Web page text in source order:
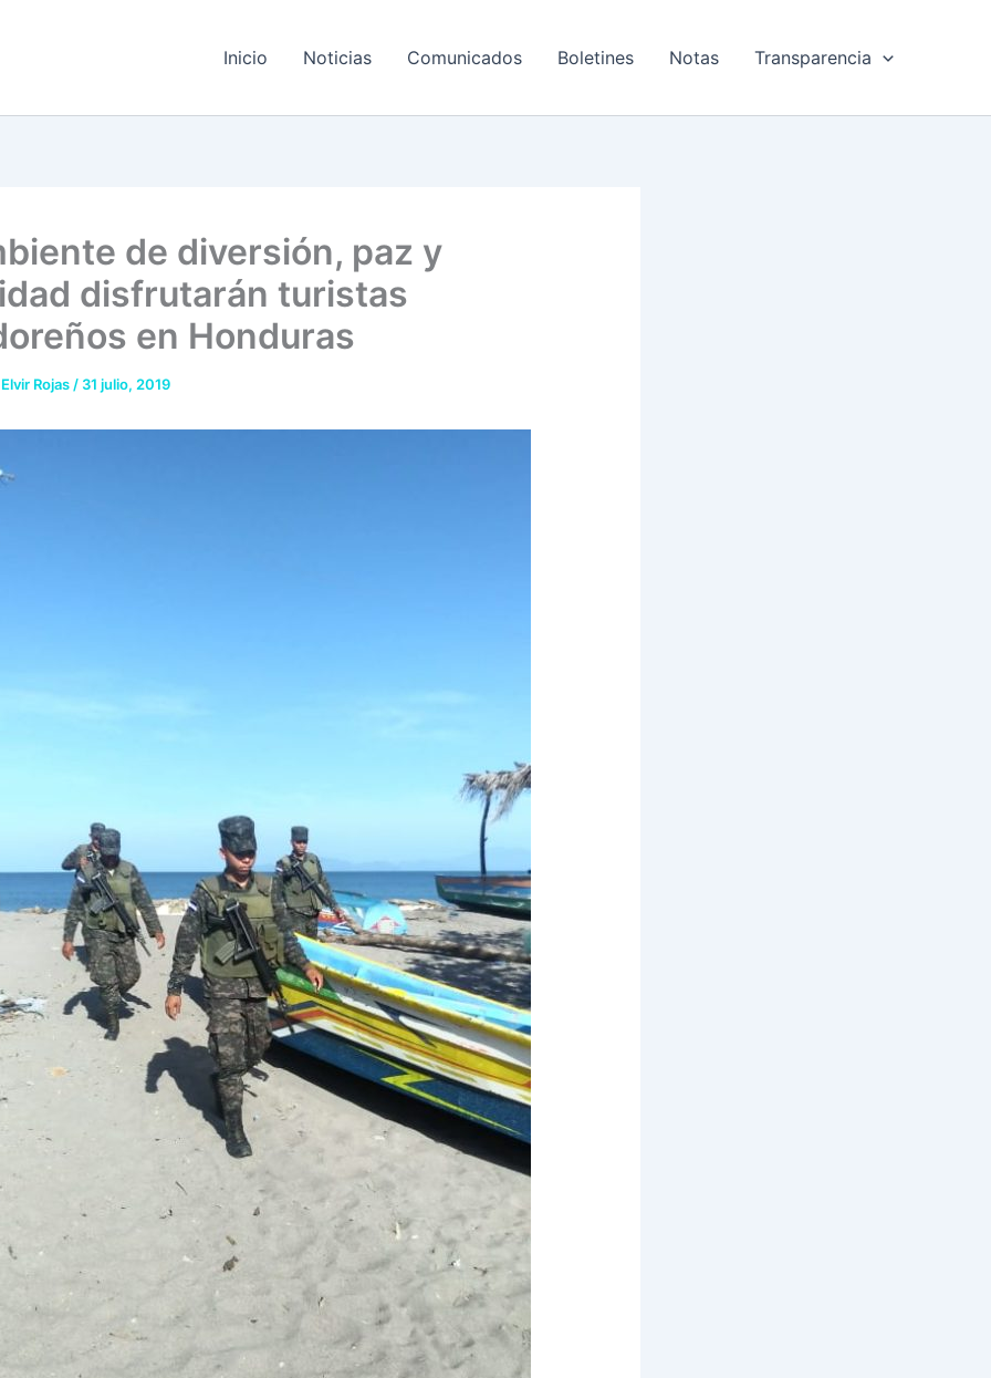
Inicio Noticias Comunicados Boletines Notas Transparencia
de diversión, paz y
disfrutarán turistas
en Honduras
Rojas / 31 julio, 2019